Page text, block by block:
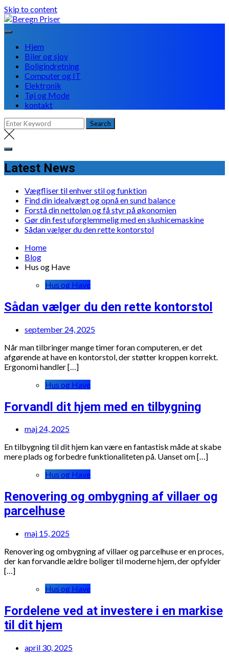
Skip to content
Hjem
Biler og sjov
Boligindretning
Computer og IT
Elektronik
Tøj og Mode
kontakt
Latest News
Vægfliser til enhver stil og funktion
Find din idealvægt og opnå en sund balance
Forstå din nettoløn og få styr på økonomien
Gør din fest uforglemmelig med en slushicemaskine
Sådan vælger du den rette kontorstol
Home
Blog
Hus og Have
Hus og Have
Sådan vælger du den rette kontorstol
september 24, 2025
Når man tilbringer mange timer foran computeren, er det
afgørende at have en kontorstol, der støtter kroppen korrekt.
Ergonomi handler […]
Hus og Have
Forvandl dit hjem med en tilbygning
maj 24, 2025
En tilbygning til dit hjem kan være en fantastisk måde at skabe
mere plads og forbedre funktionaliteten på. Uanset om […]
Hus og Have
Renovering og ombygning af villaer og
parcelhuse
maj 15, 2025
Renovering og ombygning af villaer og parcelhuse er en proces,
der kan forvandle ældre boliger til moderne hjem, der opfylder
[…]
Hus og Have
Fordelene ved at investere i en markise
til dit hjem
april 30, 2025